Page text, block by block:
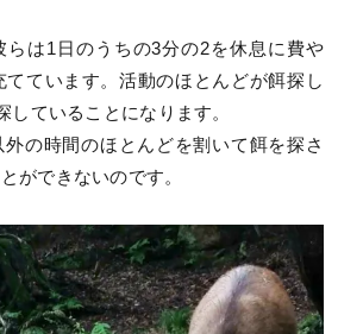
らは1日のうちの3分の2を休息に費や
てています。活動のほとんどが餌探し
していることになります。
の時間のほとんどを割いて餌を探さ
ができないのです。